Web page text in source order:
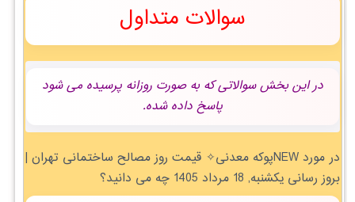
سوالات متداول
در این بخش سوالاتی که به صورت روزانه پرسیده می شود
پاسخ داده شده.
در مورد NEWپوکه معدنی✧ قیمت روز مصالح ساختمانی تهران |
بروز رسانی یکشنبه, 18 مرداد 1405 چه می دانید؟